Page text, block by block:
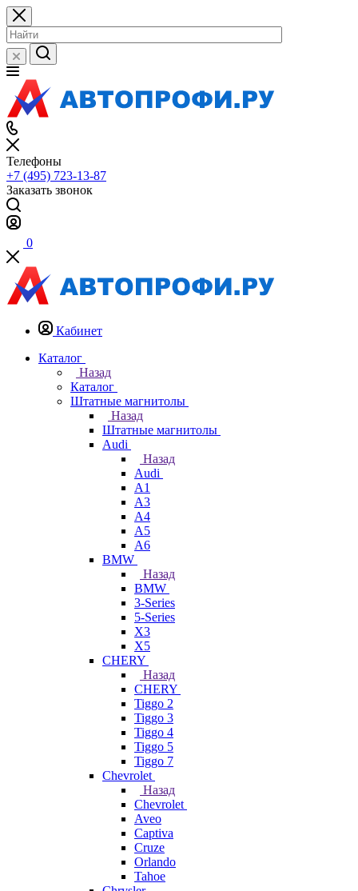
Телефоны
+7 (495) 723-13-87
Заказать звонок
0
Кабинет
Каталог
Назад
Каталог
Штатные магнитолы
Назад
Штатные магнитолы
Audi
Назад
Audi
A1
A3
A4
A5
A6
BMW
Назад
BMW
3-Series
5-Series
X3
X5
CHERY
Назад
CHERY
Tiggo 2
Tiggo 3
Tiggo 4
Tiggo 5
Tiggo 7
Chevrolet
Назад
Chevrolet
Aveo
Captiva
Cruze
Orlando
Tahoe